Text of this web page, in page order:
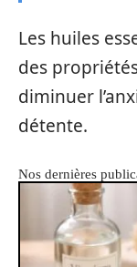
Les huiles
des
diminuer
détente.
Nos dernières